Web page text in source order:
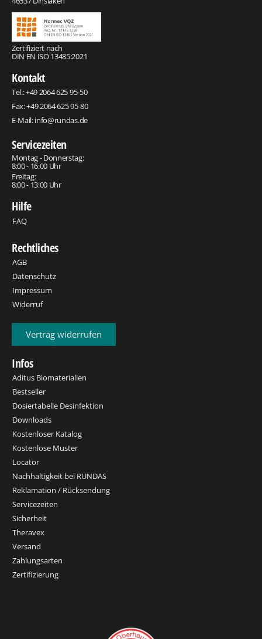
Zertifiziert nach
DIN EN ISO 13485:2021
Kontakt
Tel.:+49 2064 625 95-50
Fax: +49 2064 625 95-80
E-Mail:info@rundas.de
Servicezeiten
Montag - Donnerstag:
8:00 - 16:00 Uhr
Freitag:
8:00 - 13:00 Uhr
Hilfe
FAQ
Rechtliches
AGB
Datenschutz
Impressum
Widerruf
Vertrag widerrufen
Infos
Aditus Biomaterialien
Bestseller
Dosiertabelle Desinfektion
Downloads
Kostenloser Katalog
Kostenlose Muster
Locator
Nachhaltigkeit bei RUNDAS
Reklamation / Rücksendung
Servicezeiten
Sicherheit
Theravex
Versand
Zahlungsarten
Zertifizierung